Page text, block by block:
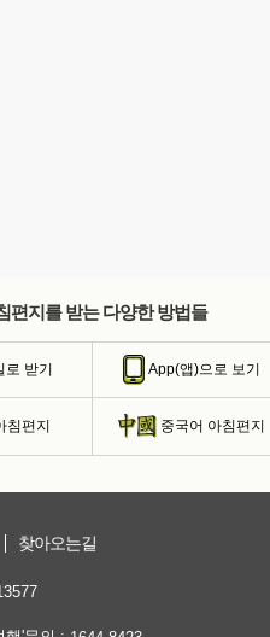
편지를 받는 다양한 방법들
로 받기 App(앱)으로 보기
침편지 중국어 아침편지
찾아오는길